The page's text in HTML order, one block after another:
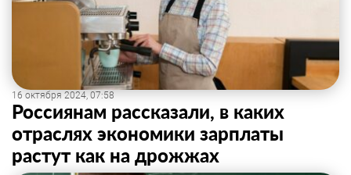
16 октября 2024, 07:58
Россиянам рассказали, в каких
отраслях экономики зарплаты
растут как на дрожжах